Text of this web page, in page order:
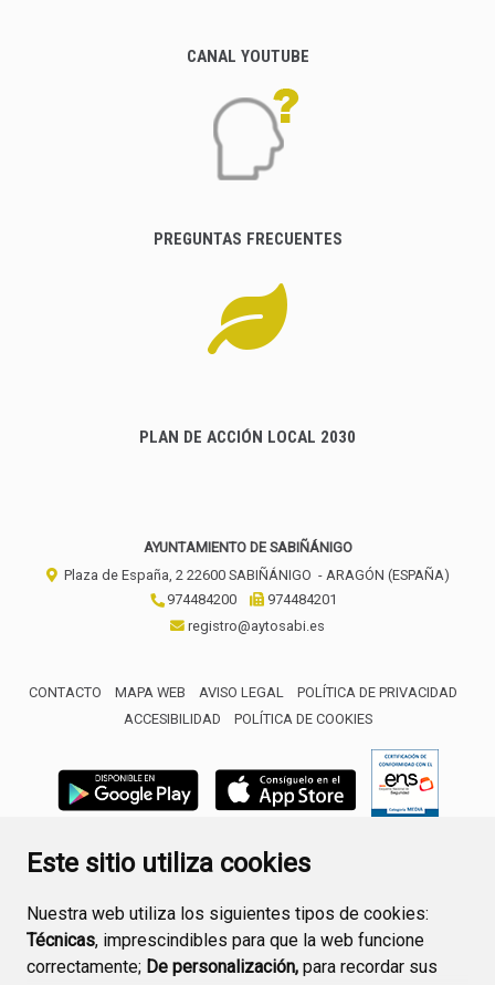
Este sitio utiliza cookies
Nuestra web utiliza los siguientes tipos de cookies:
Técnicas, imprescindibles para que la web funcione
correctamente; De personalización, para recordar sus
CANAL YOUTUBE
PREGUNTAS FRECUENTES
PLAN DE ACCIÓN LOCAL 2030
AYUNTAMIENTO DE SABIÑÁNIGO
Plaza de España, 2 22600 SABIÑÁNIGO - ARAGÓN (ESPAÑA)
974484200
974484201
registro@aytosabi.es
CONTACTO MAPA WEB AVISO LEGAL
POLÍTICA DE PRIVACIDAD
ACCESIBILIDAD
POLÍTICA DE COOKIES